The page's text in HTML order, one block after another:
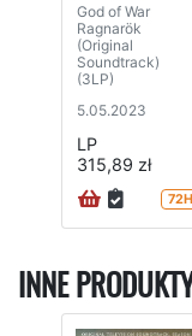
God of War
Ragnarök
(Original
Soundtrack)
(3LP)
5.05.2023
LP
315,89 zł
72H
INNE